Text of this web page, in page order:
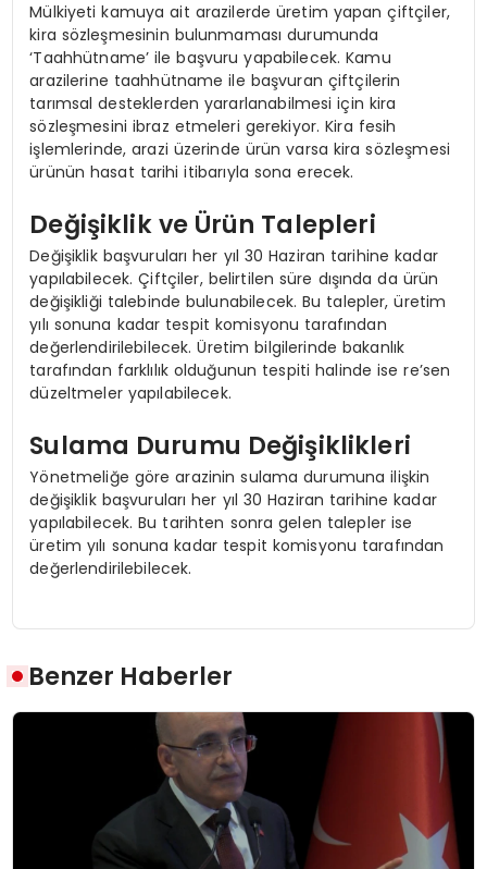
Mülkiyeti kamuya ait arazilerde üretim yapan çiftçiler,
kira sözleşmesinin bulunmaması durumunda
‘Taahhütname’ ile başvuru yapabilecek. Kamu
arazilerine taahhütname ile başvuran çiftçilerin
tarımsal desteklerden yararlanabilmesi için kira
sözleşmesini ibraz etmeleri gerekiyor. Kira fesih
işlemlerinde, arazi üzerinde ürün varsa kira sözleşmesi
ürünün hasat tarihi itibarıyla sona erecek.
Değişiklik ve Ürün Talepleri
Değişiklik başvuruları her yıl 30 Haziran tarihine kadar
yapılabilecek. Çiftçiler, belirtilen süre dışında da ürün
değişikliği talebinde bulunabilecek. Bu talepler, üretim
yılı sonuna kadar tespit komisyonu tarafından
değerlendirilebilecek. Üretim bilgilerinde bakanlık
tarafından farklılık olduğunun tespiti halinde ise re’sen
düzeltmeler yapılabilecek.
Sulama Durumu Değişiklikleri
Yönetmeliğe göre arazinin sulama durumuna ilişkin
değişiklik başvuruları her yıl 30 Haziran tarihine kadar
yapılabilecek. Bu tarihten sonra gelen talepler ise
üretim yılı sonuna kadar tespit komisyonu tarafından
değerlendirilebilecek.
Benzer Haberler